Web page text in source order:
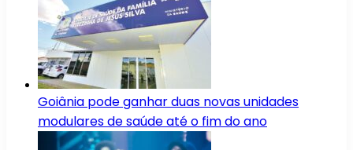
Goiânia pode ganhar duas novas unidades
modulares de saúde até o fim do ano